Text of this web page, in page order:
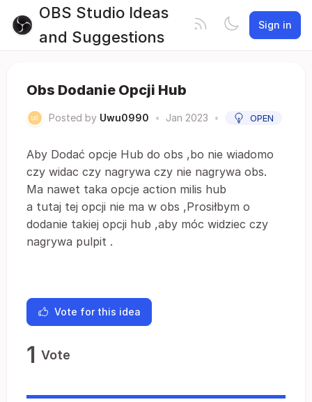
OBS Studio Ideas
and Suggestions
Sign in
Obs Dodanie Opcji Hub
Posted by Uwu0990 • Jan 2023 • OPEN
Aby Dodać opcje Hub do obs ,bo nie wiadomo
czy widac czy nagrywa czy nie nagrywa obs.
Ma nawet taka opcje action milis hub
a tutaj tej opcji nie ma w obs ,Prosiłbym o
dodanie takiej opcji hub ,aby móc widziec czy
nagrywa pulpit .
Vote for this idea
1 Vote